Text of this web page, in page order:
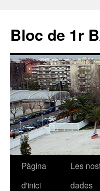
Bloc de 1r
Vés
Pàgina
d'inici
Les
dades